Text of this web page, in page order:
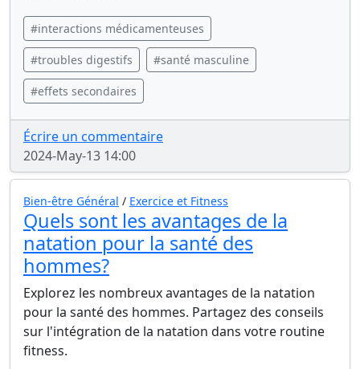
#interactions médicamenteuses
#troubles digestifs #santé masculine
#effets secondaires
Écrire un commentaire
2024-May-13 14:00
Bien-être Général / Exercice et Fitness
Quels sont les avantages de la
natation pour la santé des
hommes?
Explorez les nombreux avantages de la natation
pour la santé des hommes. Partagez des conseils
sur l'intégration de la natation dans votre routine
fitness.